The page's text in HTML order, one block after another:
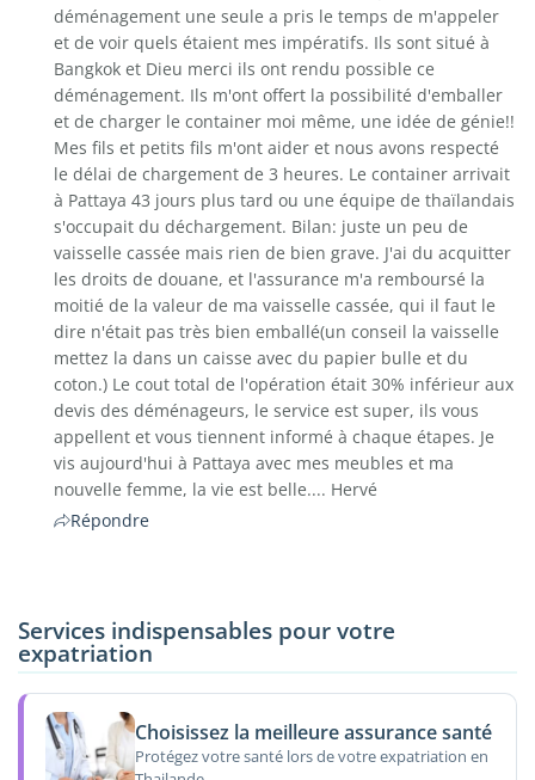
déménagement une seule a pris le temps de m'appeler
et de voir quels étaient mes impératifs. Ils sont situé à
Bangkok et Dieu merci ils ont rendu possible ce
déménagement. Ils m'ont offert la possibilité d'emballer
et de charger le container moi même, une idée de génie!!
Mes fils et petits fils m'ont aider et nous avons respecté
le délai de chargement de 3 heures. Le container arrivait
à Pattaya 43 jours plus tard ou une équipe de thaïlandais
s'occupait du déchargement. Bilan: juste un peu de
vaisselle cassée mais rien de bien grave. J'ai du acquitter
les droits de douane, et l'assurance m'a remboursé la
moitié de la valeur de ma vaisselle cassée, qui il faut le
dire n'était pas très bien emballé(un conseil la vaisselle
mettez la dans un caisse avec du papier bulle et du
coton.) Le cout total de l'opération était 30% inférieur aux
devis des déménageurs, le service est super, ils vous
appellent et vous tiennent informé à chaque étapes. Je
vis aujourd'hui à Pattaya avec mes meubles et ma
nouvelle femme, la vie est belle.... Hervé
Répondre
Services indispensables pour votre
expatriation
Choisissez la meilleure assurance santé
Protégez votre santé lors de votre expatriation en